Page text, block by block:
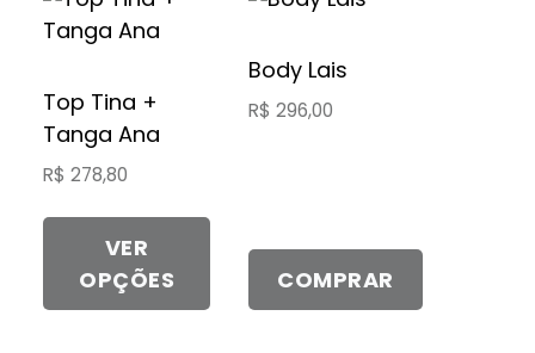
Top Tina +
Tanga Ana
R$ 278,80
VER
OPÇÕES
Body Lais
R$ 296,00
COMPRAR
tem
várias
variantes.
ser
escolhidas
na